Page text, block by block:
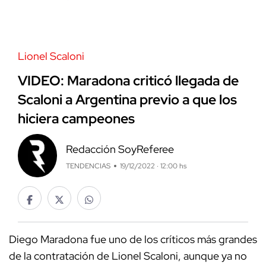
Lionel Scaloni
VIDEO: Maradona criticó llegada de
Scaloni a Argentina previo a que los
hiciera campeones
Redacción SoyReferee
TENDENCIAS 19/12/2022 · 12:00 hs
Diego Maradona fue uno de los críticos más grandes
de la contratación de Lionel Scaloni, aunque ya no